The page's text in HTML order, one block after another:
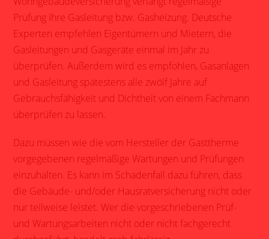
Prüfung Ihre Gasleitung bzw. Gasheizung. Deutsche
Experten empfehlen Eigentümern und Mietern, die
Gasleitungen und Gasgeräte einmal im Jahr zu
überprüfen. Außerdem wird es empfohlen, Gasanlagen
und Gasleitung spätestens alle zwölf Jahre auf
Gebrauchsfähigkeit und Dichtheit von einem Fachmann
überprüfen zu lassen.
Dazu müssen wie die vom Hersteller der Gasttherme
vorgegebenen regelmäßigeWartungen und Prüfungen
einzuhalten. Es kann im Schadenfall dazu führen, dass
die Gebäude- und/oder Hausratversicherung nicht oder
nur teilweise leistet. Wer die vorgeschriebenen Prüf-
und Wartungsarbeiten nicht oder nicht fachgerecht